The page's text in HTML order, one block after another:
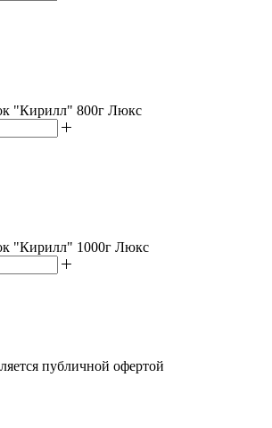
"Кирилл" 800г Люкс
"Кирилл" 1000г Люкс
публичной офертой